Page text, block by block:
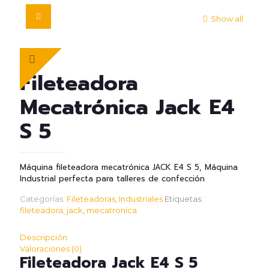
Show all
Fileteadora
Mecatrónica Jack E4
S 5
Máquina fileteadora mecatrónica JACK E4 S 5, Máquina
Industrial perfecta para talleres de confección
Categorías: Fileteadoras Industriales Etiquetas:
fileteadora jack mecatronica
Descripción
Valoraciones (0)
Fileteadora Jack E4 S 5